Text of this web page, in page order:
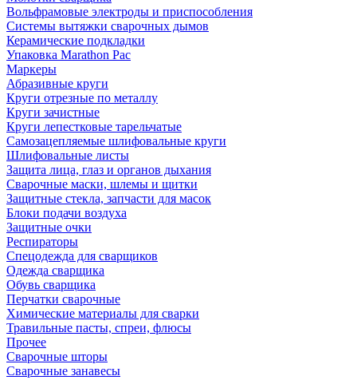
Вольфрамовые электроды и приспособления
Системы вытяжки сварочных дымов
Керамические подкладки
Упаковка Marathon Pac
Маркеры
Абразивные круги
Круги отрезные по металлу
Круги зачистные
Круги лепестковые тарельчатые
Самозацепляемые шлифовальные круги
Шлифовальные листы
Защита лица, глаз и органов дыхания
Сварочные маски, шлемы и щитки
Защитные стекла, запчасти для масок
Блоки подачи воздуха
Защитные очки
Респираторы
Спецодежда для сварщиков
Одежда сварщика
Обувь сварщика
Перчатки сварочные
Химические материалы для сварки
Травильные пасты, спреи, флюсы
Прочее
Сварочные шторы
Сварочные занавесы